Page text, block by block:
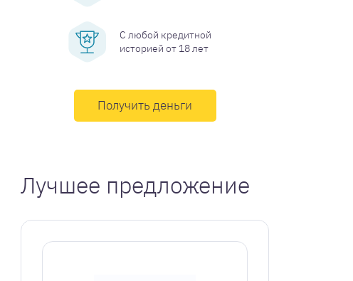
С любой кредитной
историей от 18 лет
Получить деньги
Лучшее предложение